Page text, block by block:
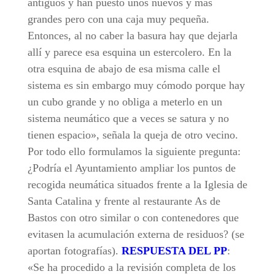
antiguos y han puesto unos nuevos y más
grandes pero con una caja muy pequeña.
Entonces, al no caber la basura hay que dejarla
allí y parece esa esquina un estercolero. En la
otra esquina de abajo de esa misma calle el
sistema es sin embargo muy cómodo porque hay
un cubo grande y no obliga a meterlo en un
sistema neumático que a veces se satura y no
tienen espacio», señala la queja de otro vecino.
Por todo ello formulamos la siguiente pregunta:
¿Podría el Ayuntamiento ampliar los puntos de
recogida neumática situados frente a la Iglesia de
Santa Catalina y frente al restaurante As de
Bastos con otro similar o con contenedores que
evitasen la acumulación externa de residuos? (se
aportan fotografías). RESPUESTA DEL PP:
«Se ha procedido a la revisión completa de los